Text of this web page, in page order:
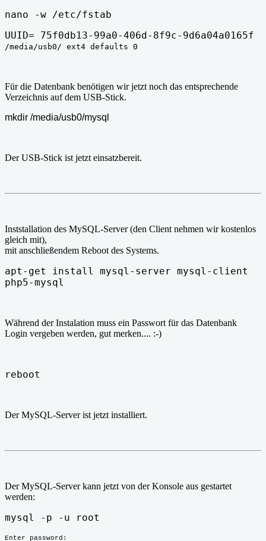
nano -w /etc/fstab
UUID= 75f0db13-99a0-406d-8f9c-9d6a04a0165f
/media/usb0/ ext4 defaults 0
Für die Datenbank benötigen wir jetzt noch das entsprechende
Verzeichnis auf dem USB-Stick.
mkdir /media/usb0/mysql
Der USB-Stick ist jetzt einsatzbereit.
Inststallation des MySQL-Server (den Client nehmen wir kostenlos
gleich mit),
mit anschließendem Reboot des Systems.
apt-get install mysql-server mysql-client
php5-mysql
Während der Instalation muss ein Passwort für das Datenbank
Login vergeben werden, gut merken.... :-)
reboot
Der MySQL-Server ist jetzt installiert.
Der MySQL-Server kann jetzt von der Konsole aus gestartet
werden:
mysql -p -u root
Enter password: